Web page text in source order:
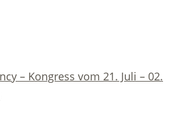
– Kongress vom 21. Juli – 02.